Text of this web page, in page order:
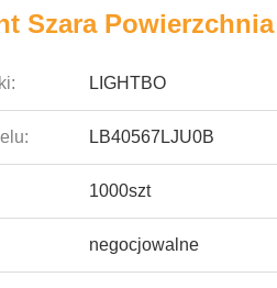
Szara Powierzchnia
LIGHTBO
LB40567LJU0B
1000szt
negocjowalne